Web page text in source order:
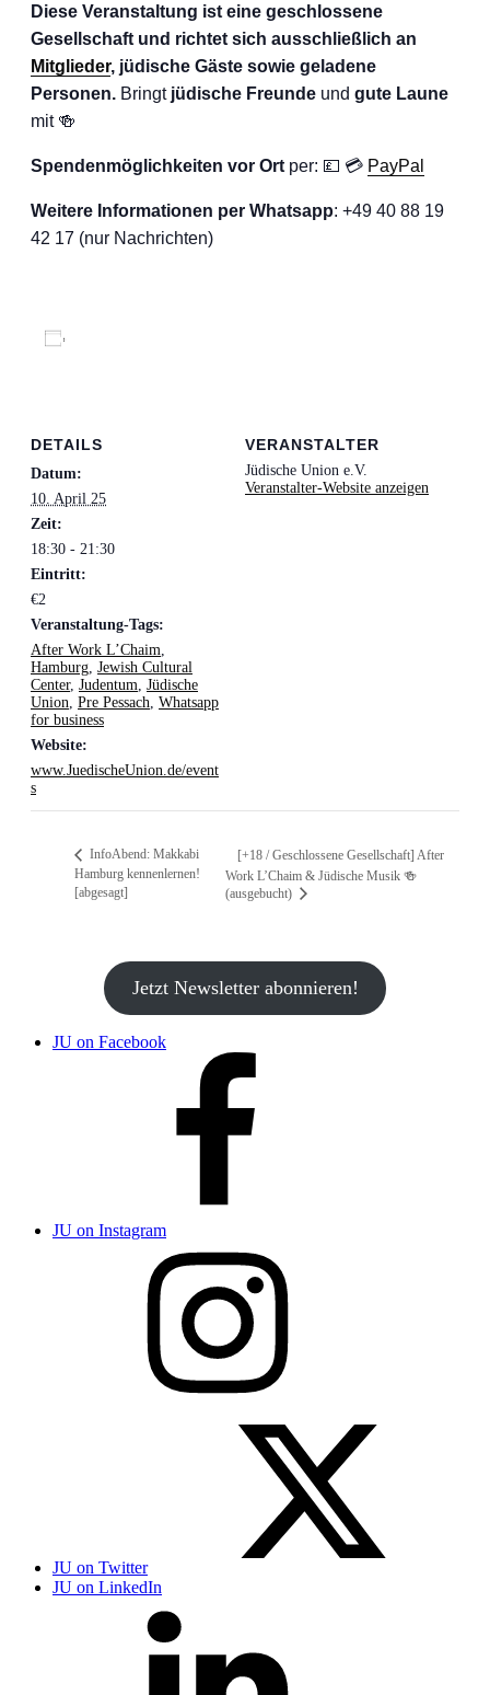
Diese Veranstaltung ist eine geschlossene
Gesellschaft und richtet sich ausschließlich an
Mitglieder, jüdische Gäste sowie geladene
Personen. Bringt jüdische Freunde und gute Laune
mit 🍻
Spendenmöglichkeiten vor Ort per: 💷 💳 PayPal
Weitere Informationen per Whatsapp: +49 40 88 19
42 17 (nur Nachrichten)
DETAILS
Datum:
10. April 25
Zeit:
18:30 - 21:30
Eintritt:
€2
Veranstaltung-Tags:
After Work L’Chaim
Hamburg Jewish Cultural
Center, Judentum Jüdische
Union Pre Pessach Whatsapp
for business
Website:
www.JuedischeUnion.de/event
s
VERANSTALTER
Jüdische Union e.V.
Veranstalter-Website anzeigen
InfoAbend: Makkabi
Hamburg kennenlernen!
[abgesagt]
[+18 / Geschlossene Gesellschaft] After
Work L’Chaim & Jüdische Musik 🍻
(ausgebucht)
Jetzt Newsletter abonnieren!
JU on Facebook
JU on Instagram
JU on Twitter
JU on LinkedIn